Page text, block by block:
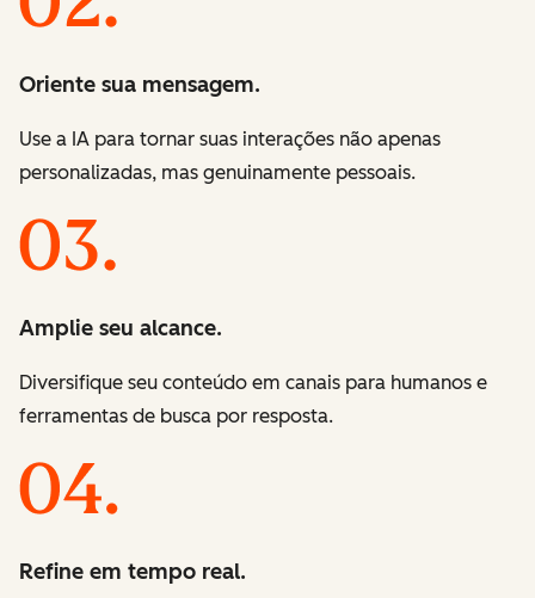
Oriente sua mensagem.
Use a IA para tornar suas interações não apenas
personalizadas, mas genuinamente pessoais.
Amplie seu alcance.
Diversifique seu conteúdo em canais para humanos e
ferramentas de busca por resposta.
Refine em tempo real.